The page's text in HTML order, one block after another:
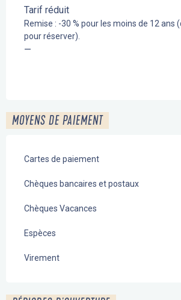
Tarif réduit
Remise : -30 % pour les moins de 12 ans
pour réserver).
—
MOYENS DE PAIEMENT
Cartes de paiement
Chèques bancaires et postaux
Chèques Vacances
Espèces
Virement